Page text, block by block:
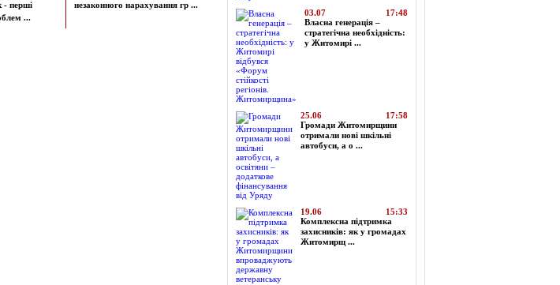
- перші
...
незаконного нарахування гр ...
03.07
17:48
Власна генерація –
стратегічна необхідність:
у Житомирі ...
25.06
17:58
Громади Житомирщини
отримали нові шкільні
автобуси, а о ...
19.06
15:33
Комплексна підтримка
захисників: як у громадах
Житомирщ ...